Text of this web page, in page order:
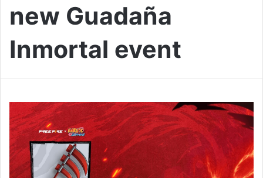
new Guadaña
Inmortal event